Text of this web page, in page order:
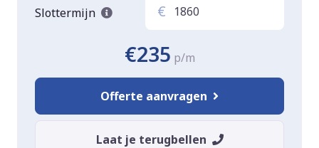
Slottermijn €
€235 p/m
Offerte aanvragen
Laat je terugbellen